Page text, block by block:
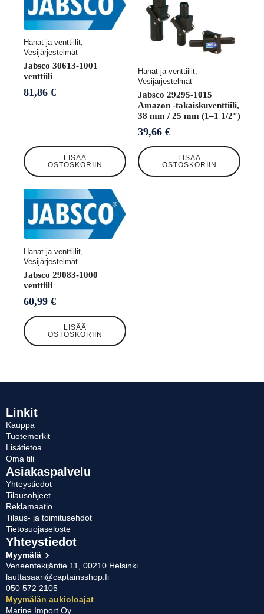
Hanat ja venttiilit,
Vesijärjestelmät
Jabsco 30613-1001
venttiili
81,86 €
LISÄÄ
OSTOSKORIIN
Hanat ja venttiilit,
Vesijärjestelmät
Jabsco 29295-1015
Amazon -takaiskuventtiili,
38 mm / 25 mm (1–1 1/2″)
39,66 €
LISÄÄ
OSTOSKORIIN
Hanat ja venttiilit,
Vesijärjestelmät
Jabsco 29083-1000
venttiili
60,99 €
LISÄÄ
OSTOSKORIIN
Linkit
Kauppa
Tuotemerkit
Lisätietoa
Oma tili
Asiakaspalvelu
Yhteystiedot
Tilausohjeet
Reklamaatio
Tilaus- ja toimitusehdot
Tietosuojaseloste
Yhteystiedot
Myymälä
Veneentekijäntie 11, 00210 Helsinki
lauttasaari@captainsshop.fi
050 572 2105
Myymälän aukioloajat
Marine Import Oy